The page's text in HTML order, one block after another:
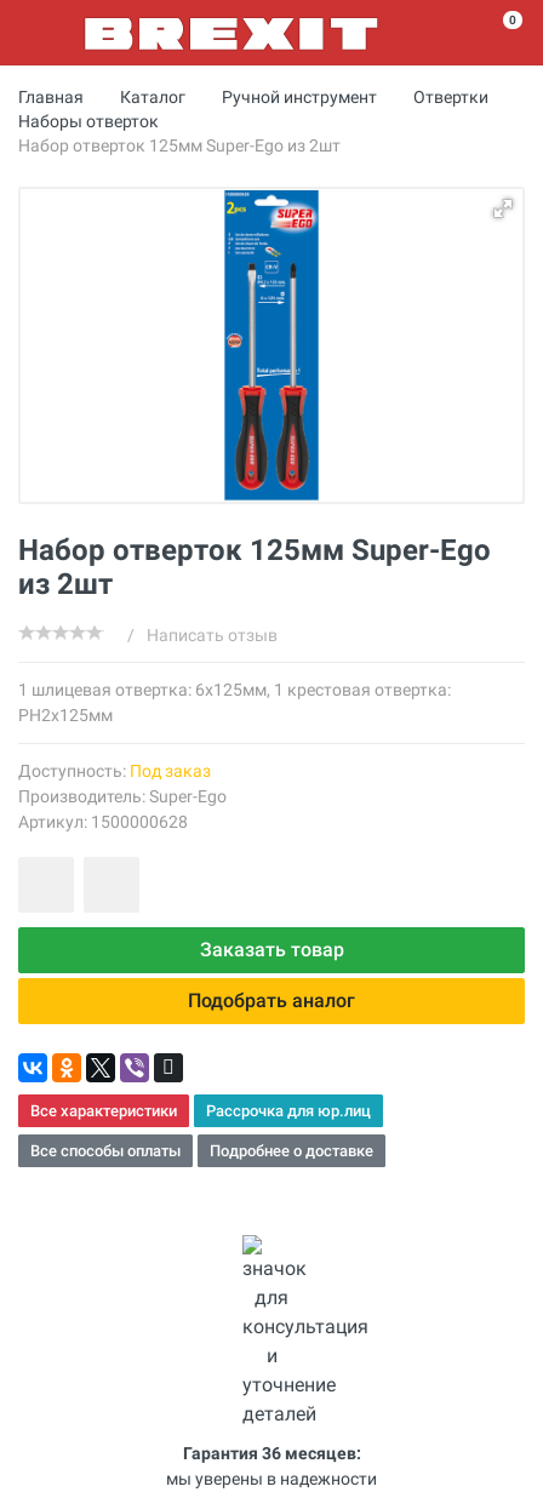
0
Главная Каталог Ручной инструмент
Отвертки
Наборы отверток
Набор отверток 125мм Super-Ego из 2шт
Набор отверток 125мм Super-Ego
из 2шт
/ Написать отзыв
1 шлицевая отвертка: 6х125мм, 1 крестовая отвертка:
PH2х125мм
Доступность: Под заказ
Производитель:Super-Ego
Артикул: 1500000628
Заказать товар
Подобрать аналог
Все характеристики Рассрочка для юр.лиц
Все способы оплаты Подробнее о доставке
Гарантия 36 месяцев:
мы уверены в надежности